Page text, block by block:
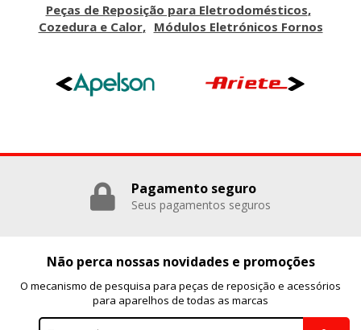
Peças de Reposição para Eletrodomésticos
Cozedura e Calor
Módulos Eletrónicos Fornos
Pagamento seguro
Seus pagamentos seguros
Não perca nossas novidades e promoções
O mecanismo de pesquisa para peças de reposição e acessórios
para aparelhos de todas as marcas
_evAd, _evCoupon, _evSubscription, _evPromt
GUARDAR CONFIGURACIÓN
Puedes volver a configurar tus cookies desde la sección